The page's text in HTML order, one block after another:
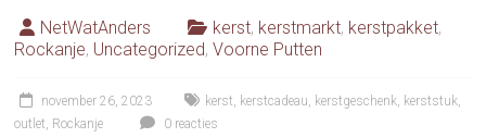
NetWatAnders kerst, kerstmarkt, kerstpakket,
Rockanje, Uncategorized,Voorne Putten
november 26, 2023 kerst kerstcadeau kerstgeschenk kerststuk
outlet Rockanje 0 reacties